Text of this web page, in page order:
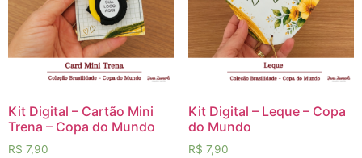
Kit Digital – Cartão Mini
Trena – Copa do Mundo
R$ 7,90
Kit Digital – Leque – Copa
do Mundo
R$ 7,90